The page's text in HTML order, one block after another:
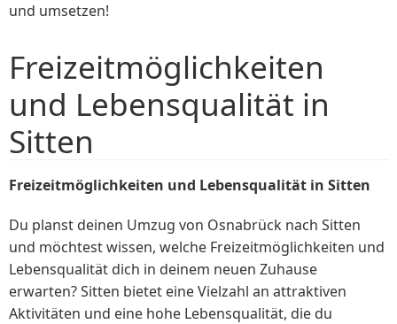
und umsetzen!
Freizeitmöglichkeiten
und Lebensqualität in
Sitten
Freizeitmöglichkeiten und Lebensqualität in Sitten
Du planst deinen Umzug von Osnabrück nach Sitten
und möchtest wissen, welche Freizeitmöglichkeiten und
Lebensqualität dich in deinem neuen Zuhause
erwarten? Sitten bietet eine Vielzahl an attraktiven
Aktivitäten und eine hohe Lebensqualität, die du